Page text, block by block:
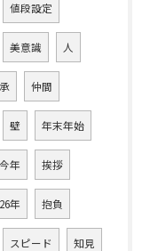
値段設定
美意識 人
仲間
壁 年末年始
今年 挨拶
年 抱負
スピード 知見